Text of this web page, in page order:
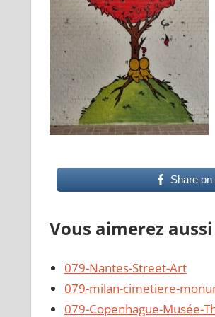
Share
Vous aimerez aussi
079-Nantes-Street-Art
079-milan-cimetiere-
079-Copenhague-Musée-